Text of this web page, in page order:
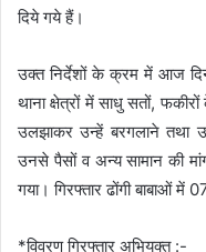
दिये गये हैं।
उक्त निर्देशों के क्रम में आज
थाना क्षेत्रों में साधु सतों,
उलझाकर उन्हें बरगलाने तथा
उनसे पैसों व अन्य सामान की
गया। गिरफ्तार ढोंगी बाबाओं में
*विवरण गिरफ्तार अभियुक्त :-